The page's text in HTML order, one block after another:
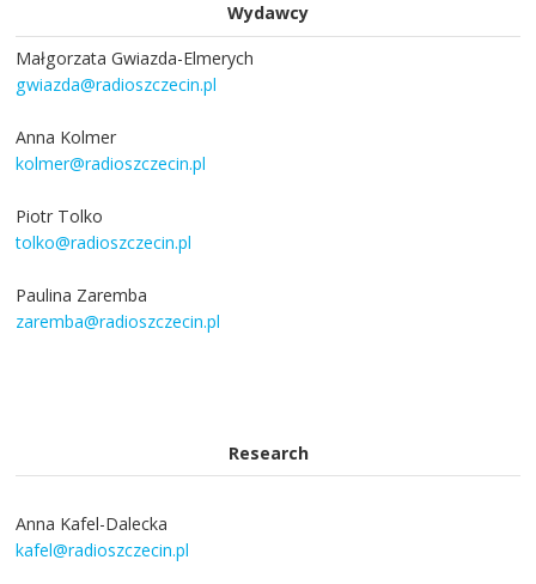
Wydawcy
Małgorzata Gwiazda-Elmerych
gwiazda@radioszczecin.pl
Anna Kolmer
kolmer@radioszczecin.pl
Piotr Tolko
tolko@radioszczecin.pl
Paulina Zaremba
zaremba@radioszczecin.pl
Research
Anna Kafel-Dalecka
kafel@radioszczecin.pl